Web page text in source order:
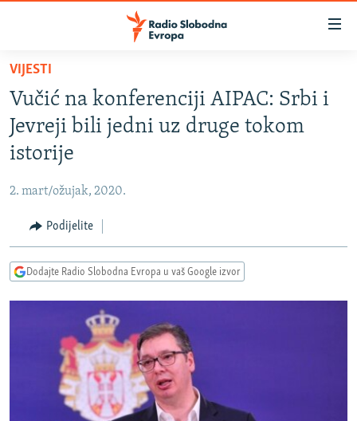
Pređite
glavni
sadržaj
Pređite
na
glavnu
Pređite
na
pretragu
BOSNA I HERCEGOVINA
SRBIJA
KOSOVO
CRNA GORA
VIZUELNO
INFOGRAFIKE
RAT U UKRAJINI
KINA NA BALKANU
RSE PRIČE IZ SVIJETA
ISPRIČAJ MI
DNEVNO@RSE
VIJESTI
Vučić na konferenciji AIPAC: Srbi i
Jevreji bili jedni uz druge tokom
istorije
2. mart/ožujak, 2020.
Podijelite
Dodajte Radio Slobodna Evropa u vaš Google izvor